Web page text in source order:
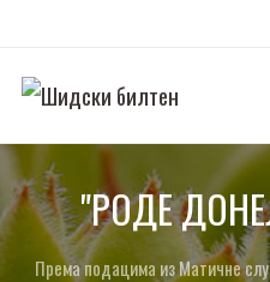
"РО­ДЕ
Пре­ма по­да­ци­ма из Ма­тич­не